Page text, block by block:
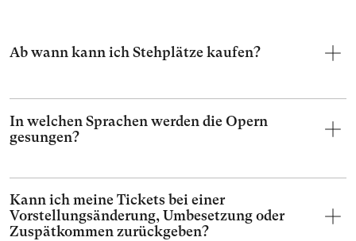
Ab wann kann ich Stehplätze kaufen?
In welchen Sprachen werden die Opern
gesungen?
Kann ich meine Tickets bei einer
Vorstellungsänderung, Umbesetzung oder
Zuspätkommen zurückgeben?